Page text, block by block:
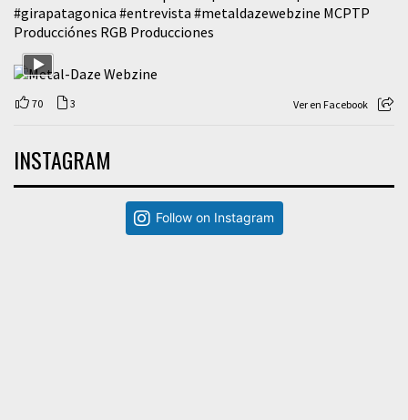
#girapatagonica #entrevista #metaldazewebzine MCPTP
Producciónes RGB Producciones
70 3 Ver en Facebook
INSTAGRAM
Follow on Instagram